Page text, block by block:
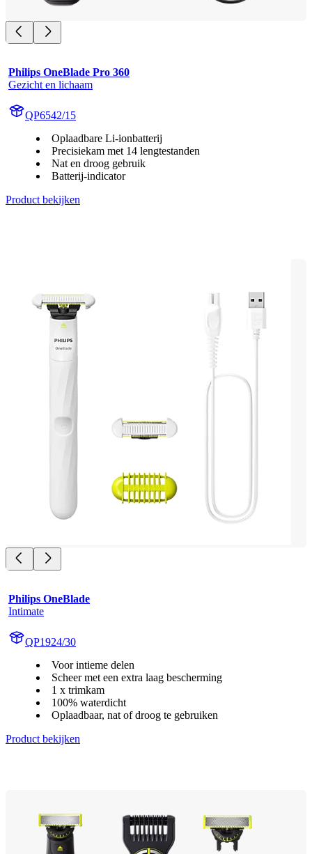
Philips OneBlade Pro 360
Gezicht en lichaam
QP6542/15
Oplaadbare Li-ionbatterij
Precisiekam met 14 lengtestanden
Nat en droog gebruik
Batterij-indicator
Product bekijken
Philips OneBlade
Intimate
QP1924/30
Voor intieme delen
Scheer met een extra laag bescherming
1 x trimkam
100% waterdicht
Oplaadbaar, nat of droog te gebruiken
Product bekijken